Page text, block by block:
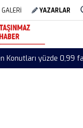
GALERİ YAZARLAR